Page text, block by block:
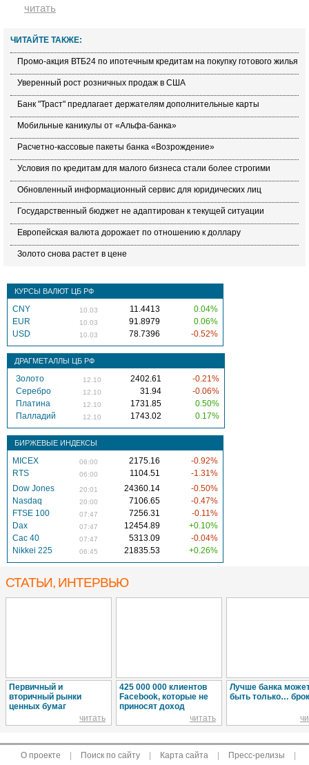
читать
ЧИТАЙТЕ ТАКЖЕ:
Промо-акция ВТБ24 по ипотечным кредитам на покупку готового жилья
Уверенный рост розничных продаж в США
Банк "Траст" предлагает держателям дополнительные карты
Мобильные каникулы от «Альфа-банка»
Расчетно-кассовые пакеты банка «Возрождение»
Условия по кредитам для малого бизнеса стали более строгими
Обновленный информационный сервис для юридических лиц
Государственный бюджет не адаптирован к текущей ситуации
Европейская валюта дорожает по отношению к доллару
Золото снова растет в цене
КУРСЫ ВАЛЮТ ЦБ РФ
CNY 10.03 11.4413
0.04%
EUR
10.03 91.8979
0.06%
USD
10.03 78.7396 -0.52%
ДРАГМЕТАЛЛЫ ЦБ РФ
Золото 12.10 2402.61
-0.21%
Серебро
12.10 31.94
-0.06%
Платина
12.10 1731.85
0.50%
Палладий
12.10 1743.02 0.17%
БИРЖЕВЫЕ ИНДЕКСЫ
MICEX 06:00 2175.16
-0.92%
RTS
06:00 1104.51
-1.31%
Dow Jones
20:01 24360.14
-0.50%
Nasdaq
20:00 7106.65
-0.47%
FTSE 100
07:47 7256.31
-0.11%
Dax
07:47 12454.89
+0.10%
Cac 40
07:47 5313.09
-0.04%
Nikkei 225
06:45 21835.53 +0.26%
СТАТЬИ, ИНТЕРВЬЮ
Первичный и
вторичный рынки
ценных бумаг
читать
425 000 000 клиентов
Facebook, которые не
приносят доход
читать
Лучше банка
быть только…
О проекте Поиск по сайту Карта сайта Пресс-релизы